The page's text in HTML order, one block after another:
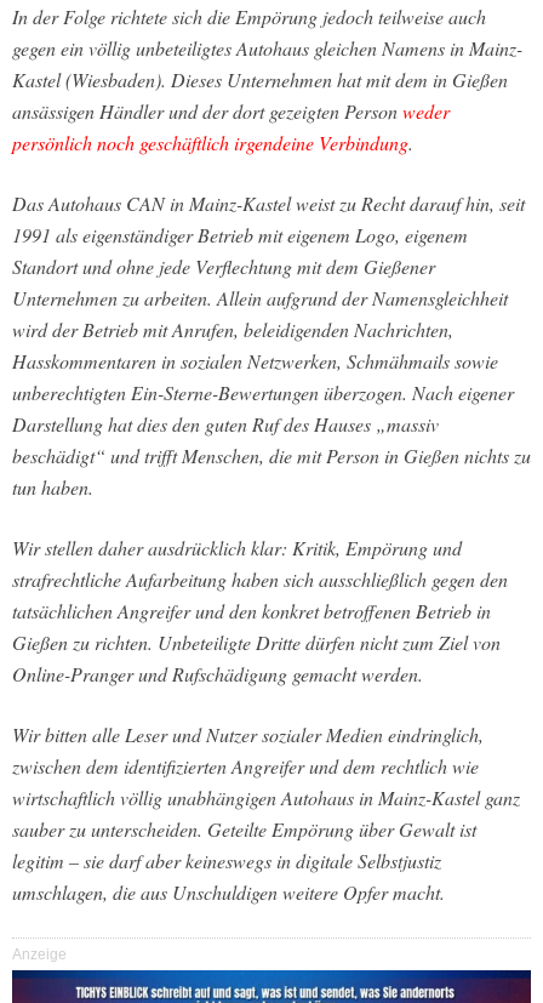
In der Folge richtete sich die Empörung jedoch teilweise auch
gegen ein völlig unbeteiligtes Autohaus gleichen Namens in Mainz-
Kastel (Wiesbaden). Dieses Unternehmen hat mit dem in Gießen
ansässigen Händler und der dort gezeigten Personweder
persönlich noch geschäftlich irgendeine Verbindung.
Das Autohaus CAN in Mainz-Kastel weist zu Recht darauf hin, seit
1991 als eigenständiger Betrieb mit eigenem Logo, eigenem
Standort und ohne jede Verflechtung mit dem Gießener
Unternehmen zu arbeiten. Allein aufgrund der Namensgleichheit
wird der Betrieb mit Anrufen, beleidigenden Nachrichten,
Hasskommentaren in sozialen Netzwerken, Schmähmails sowie
unberechtigten Ein-Sterne-Bewertungen überzogen. Nach eigener
Darstellung hat dies den guten Ruf des Hauses „massiv
beschädigt“ und trifft Menschen, die mit Person in Gießen nichts zu
tun haben.
Wir stellen daher ausdrücklich klar: Kritik, Empörung und
strafrechtliche Aufarbeitung haben sich ausschließlich gegen den
tatsächlichen Angreifer und den konkret betroffenen Betrieb in
Gießen zu richten. Unbeteiligte Dritte dürfen nicht zum Ziel von
Online-Pranger und Rufschädigung gemacht werden.
Wir bitten alle Leser und Nutzer sozialer Medien eindringlich,
zwischen dem identifizierten Angreifer und dem rechtlich wie
wirtschaftlich völlig unabhängigen Autohaus in Mainz-Kastel ganz
sauber zu unterscheiden. Geteilte Empörung über Gewalt ist
legitim – sie darf aber keineswegs in digitale Selbstjustiz
umschlagen, die aus Unschuldigen weitere Opfer macht.
Anzeige